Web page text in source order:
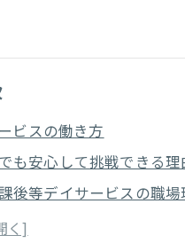
ビスの働き方
も安心して挑戦できる理
後等デイサービスの職場
修が未経験者を支える仕